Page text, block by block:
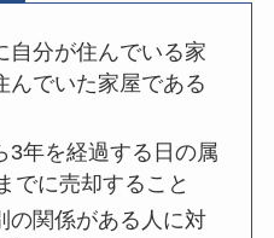
自分が住んでいる家
んでいた家屋である
3年を経過する日の属
でに売却すること
の関係がある人に対